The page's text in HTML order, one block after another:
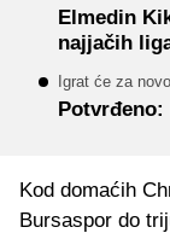
Elmedin
najjačih
Igrat će za
Potvrđeno:
Kod domaćih
Bursaspor do